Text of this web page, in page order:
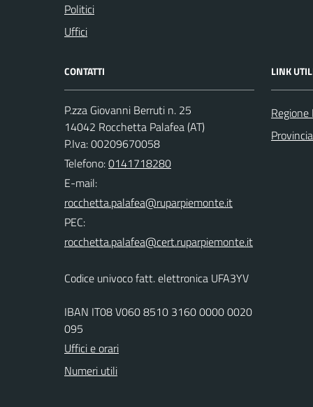
Politici
Uffici
CONTATTI
P.zza Giovanni Berruti n. 25
14042 Rocchetta Palafea (AT)
P.Iva: 00209670058
Telefono:0141718280
E-mail:
PEC:
Codice univoco fatt. elettronica UFA3YV
IBAN IT08 V060 8510 3160 0000 0020
095
Uffici e orari
Numeri utili
LINK